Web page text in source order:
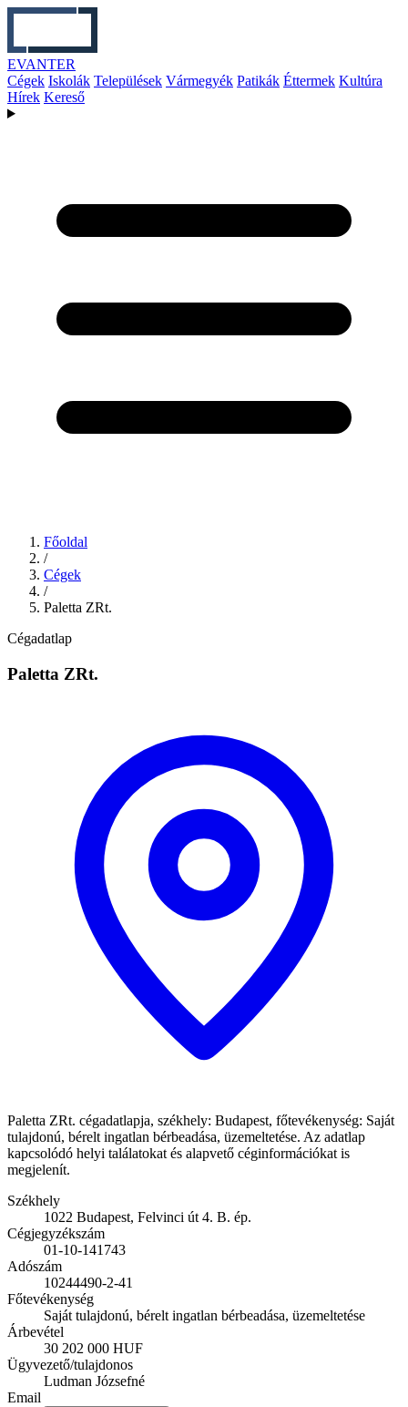
EVANTER
Cégek Iskolák Települések Vármegyék Patikák Éttermek Kultúra
Hírek Kereső
Főoldal
/
Cégek
/
Paletta ZRt.
Cégadatlap
Paletta ZRt.
Paletta ZRt. cégadatlapja, székhely: Budapest, főtevékenység: Saját
tulajdonú, bérelt ingatlan bérbeadása, üzemeltetése. Az adatlap
kapcsolódó helyi találatokat és alapvető céginformációkat is
megjelenít.
Székhely
1022 Budapest, Felvinci út 4. B. ép.
Cégjegyzékszám
01-10-141743
Adószám
10244490-2-41
Főtevékenység
Saját tulajdonú, bérelt ingatlan bérbeadása, üzemeltetése
Árbevétel
30 202 000 HUF
Ügyvezető/tulajdonos
Ludman Józsefné
Email